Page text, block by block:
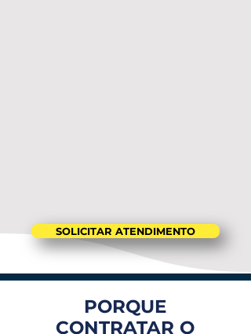
SOLICITAR ATENDIMENTO
PORQUE
CONTRATAR O